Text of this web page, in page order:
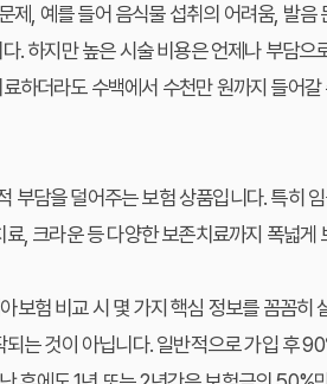
제, 예를 들어 음식물 섭취의 어려움, 발음
. 하지만 높은 시술 비용은 언제나 부담으
하더라도 수백에서 수천만 원까지 들어
부담을 덜어주는 보험 상품입니다. 특히
, 크라운 등 다양한 보존치료까지 폭넓게
보험 비교시 몇 가지핵심 정보를 꼼꼼히
는 것이 아닙니다. 일반적으로 가입 후